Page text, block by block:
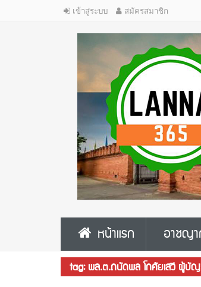
เข้าสู่ระบบ สมัครสมาชิก
หน้าแรก อาชญ
tag: พล.ต.ถนัดพล โกศัยเสวี ผู้บัญช